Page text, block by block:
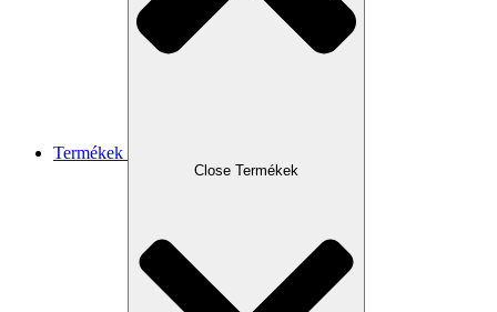
Termékek
Close Termékek